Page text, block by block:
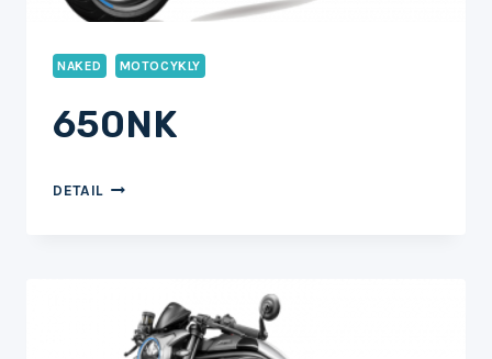
NAKED MOTOCYKLY
650NK
DETAIL 650NK